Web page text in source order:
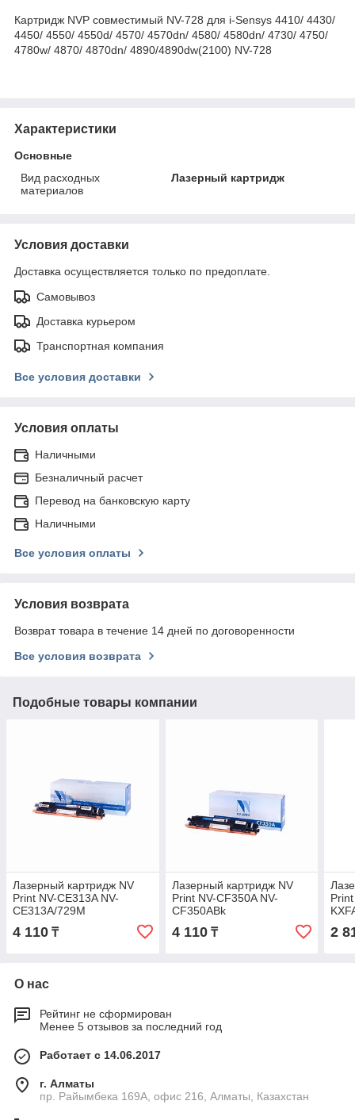
Картридж NVP совместимый NV-728 для i-Sensys 4410/ 4430/
4450/ 4550/ 4550d/ 4570/ 4570dn/ 4580/ 4580dn/ 4730/ 4750/
4780w/ 4870/ 4870dn/ 4890/4890dw(2100) NV-728
Характеристики
Основные
Вид расходных
материалов
Лазерный картридж
Условия доставки
Доставка осуществляется только по предоплате.
Самовывоз
Доставка курьером
Транспортная компания
Все условия доставки
Условия оплаты
Наличными
Безналичный расчет
Перевод на банковскую карту
Наличными
Все условия оплаты
Условия возврата
Возврат товара в течение 14 дней по договоренности
Все условия возврата
Подобные товары компании
Лазерный картридж NV
Print NV-CE313A NV-
CE313A/729M
4 110 ₸
Лазерный картридж NV
Print NV-CF350A NV-
CF350ABk
4 110₸ 2
О нас
Рейтинг не сформирован
Менее 5 отзывов за последний год
Работает с 14.06.2017
г. Алматы
пр. Райымбека 169А, офис 216, Алматы, Казахстан